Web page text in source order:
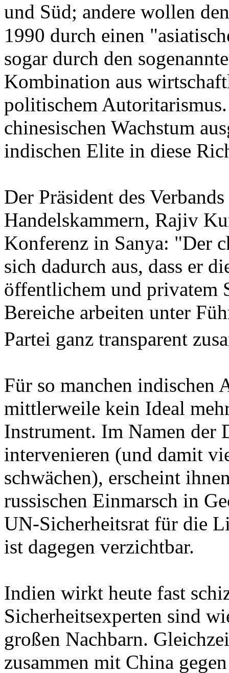
und Süd; andere wollen
1990 durch einen
sogar durch den
Kombination aus
politischem
chinesischen Wachstum
indischen Elite in diese
Der Präsident des
Handelskammern, Rajiv
Konferenz in Sanya: "Der
sich dadurch aus, dass er
öffentlichem und privatem
Bereiche arbeiten unter
Partei ganz transparent
Für so manchen
mittlerweile kein Ideal
Instrument. Im Namen der
intervenieren (und damit
schwächen), erscheint
russischen Einmarsch in
UN-Sicherheitsrat für die
ist dagegen verzichtbar.
Indien wirkt heute fast
Sicherheitsexperten sind
großen Nachbarn.
zusammen mit China